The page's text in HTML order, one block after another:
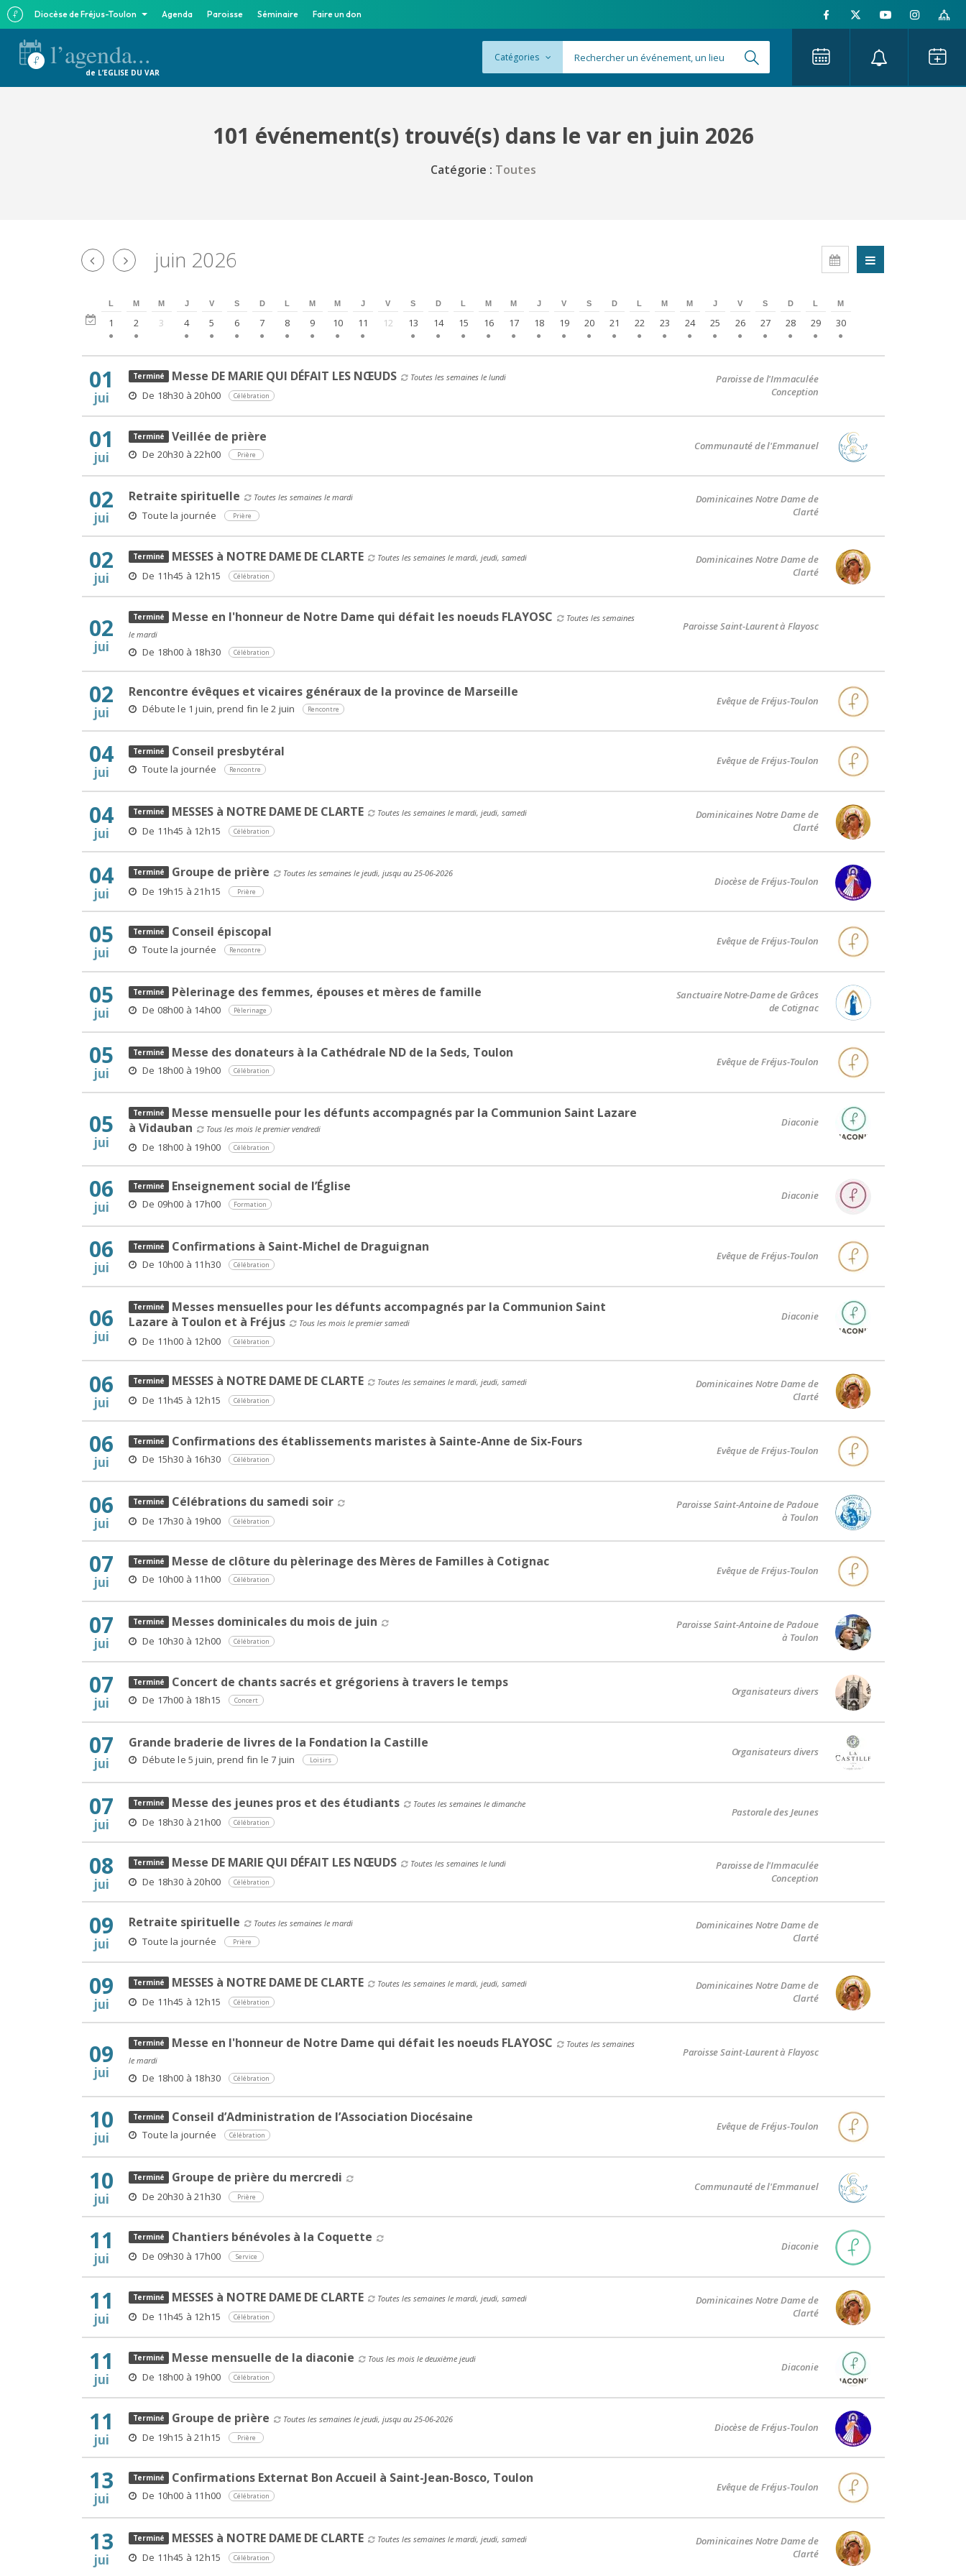
Diocèse de Fréjus-Toulon Agenda Paroisse Séminaire Faire un don
l’agenda...
de L’EGLISE DU VAR
Catégories
101 événement(s) trouvé(s) dans le var en juin 2026
Catégorie : Toutes
juin 2026
L
1
M
2
M
3
J
4
V
5
S
6
D
7
L
8
M
9
M
10
J
11
V
12
S
13
D
14
L
15
M
16
M
17
J
18
V
19
S
20
D
21
L
22
M
23
M
24
J
25
V
26
S
27
D
28
L
29
M
30
01
jui
Messe DE MARIE QUI DÉFAIT LES NŒUDS Toutes les semaines le lundi
De 18h30 à 20h00 Célébration
Paroisse de l'Immaculée
Conception
01
jui
Veillée de prière
De 20h30 à 22h00 Prière
Communauté de l'Emmanuel
02
jui
Retraite spirituelle Toutes les semaines le mardi
Toute la journée Prière
Dominicaines Notre Dame de
Clarté
02
jui
MESSES à NOTRE DAME DE CLARTE Toutes les semaines le mardi, jeudi, samedi
De 11h45 à 12h15 Célébration
Dominicaines Notre Dame de
Clarté
02
jui
Messe en l'honneur de Notre Dame qui défait les noeuds FLAYOSC
Toutes les semaines
le mardi
De 18h00 à 18h30 Célébration
Paroisse Saint-Laurent à Flayosc
02
jui
Rencontre évêques et vicaires généraux de la province de Marseille
Débute le 1 juin, prend fin le 2 juin Rencontre
Evêque de Fréjus-Toulon
04
jui
Conseil presbytéral
Toute la journée Rencontre
Evêque de Fréjus-Toulon
04
jui
MESSES à NOTRE DAME DE CLARTE Toutes les semaines le mardi, jeudi, samedi
De 11h45 à 12h15 Célébration
Dominicaines Notre Dame de
Clarté
04
jui
Groupe de prière Toutes les semaines le jeudi, jusqu au 25-06-2026
De 19h15 à 21h15 Prière
Diocèse de Fréjus-Toulon
05
jui
Conseil épiscopal
Toute la journée Rencontre
Evêque de Fréjus-Toulon
05
jui
Pèlerinage des femmes, épouses et mères de famille
De 08h00 à 14h00 Pèlerinage
Sanctuaire Notre-Dame de Grâces
de Cotignac
05
jui
Messe des donateurs à la Cathédrale ND de la Seds, Toulon
De 18h00 à 19h00 Célébration
Evêque de Fréjus-Toulon
05
jui
Messe mensuelle pour les défunts accompagnés par la Communion Saint Lazare
à Vidauban
Tous les mois le premier vendredi
De 18h00 à 19h00 Célébration
Diaconie
06
jui
Enseignement social de l’Église
De 09h00 à 17h00 Formation
Diaconie
06
jui
Confirmations à Saint-Michel de Draguignan
De 10h00 à 11h30 Célébration
Evêque de Fréjus-Toulon
06
jui
Messes mensuelles pour les défunts accompagnés par la Communion Saint
Lazare à Toulon et à Fréjus
Tous les mois le premier samedi
De 11h00 à 12h00 Célébration
Diaconie
06
jui
MESSES à NOTRE DAME DE CLARTE Toutes les semaines le mardi, jeudi, samedi
De 11h45 à 12h15 Célébration
Dominicaines Notre Dame de
Clarté
06
jui
Confirmations des établissements maristes à Sainte-Anne de Six-Fours
De 15h30 à 16h30 Célébration
Evêque de Fréjus-Toulon
06
jui
Célébrations du samedi soir
De 17h30 à 19h00 Célébration
Paroisse Saint-Antoine de Padoue
à Toulon
07
jui
Messe de clôture du pèlerinage des Mères de Familles à Cotignac
De 10h00 à 11h00 Célébration
Evêque de Fréjus-Toulon
07
jui
Messes dominicales du mois de juin
De 10h30 à 12h00 Célébration
Paroisse Saint-Antoine de Padoue
à Toulon
07
jui
Concert de chants sacrés et grégoriens à travers le temps
De 17h00 à 18h15 Concert
Organisateurs divers
07
jui
Grande braderie de livres de la Fondation la Castille
Débute le 5 juin, prend fin le 7 juin Loisirs
Organisateurs divers
07
jui
Messe des jeunes pros et des étudiants Toutes les semaines le dimanche
De 18h30 à 21h00 Célébration
Pastorale des Jeunes
08
jui
Messe DE MARIE QUI DÉFAIT LES NŒUDS Toutes les semaines le lundi
De 18h30 à 20h00 Célébration
Paroisse de l'Immaculée
Conception
09
jui
Retraite spirituelle Toutes les semaines le mardi
Toute la journée Prière
Dominicaines Notre Dame de
Clarté
09
jui
MESSES à NOTRE DAME DE CLARTE Toutes les semaines le mardi, jeudi, samedi
De 11h45 à 12h15 Célébration
Dominicaines Notre Dame de
Clarté
09
jui
Messe en l'honneur de Notre Dame qui défait les noeuds FLAYOSC
Toutes les semaines
le mardi
De 18h00 à 18h30 Célébration
Paroisse Saint-Laurent à Flayosc
10
jui
Conseil d’Administration de l’Association Diocésaine
Toute la journée Célébration
Evêque de Fréjus-Toulon
10
jui
Groupe de prière du mercredi
De 20h30 à 21h30 Prière
Communauté de l'Emmanuel
11
jui
Chantiers bénévoles à la Coquette
De 09h30 à 17h00 Service
Diaconie
11
jui
MESSES à NOTRE DAME DE CLARTE Toutes les semaines le mardi, jeudi, samedi
De 11h45 à 12h15 Célébration
Dominicaines Notre Dame de
Clarté
11
jui
Messe mensuelle de la diaconie Tous les mois le deuxième jeudi
De 18h00 à 19h00 Célébration
Diaconie
11
jui
Groupe de prière Toutes les semaines le jeudi, jusqu au 25-06-2026
De 19h15 à 21h15 Prière
Diocèse de Fréjus-Toulon
13
jui
Confirmations Externat Bon Accueil à Saint-Jean-Bosco, Toulon
De 10h00 à 11h00 Célébration
Evêque de Fréjus-Toulon
13
jui
MESSES à NOTRE DAME DE CLARTE Toutes les semaines le mardi, jeudi, samedi
De 11h45 à 12h15 Célébration
Dominicaines Notre Dame de
Clarté